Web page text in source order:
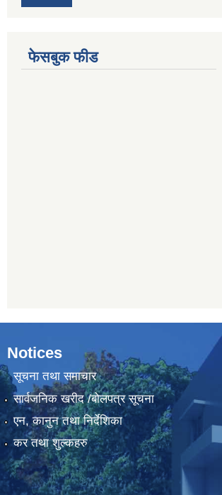
फेसबुक फीड
Notices
सूचना तथा समाचार
सार्वजनिक खरीद /बोलपत्र सूचना
एन, कानुन तथा निर्देशिका
कर तथा शुल्कहरु